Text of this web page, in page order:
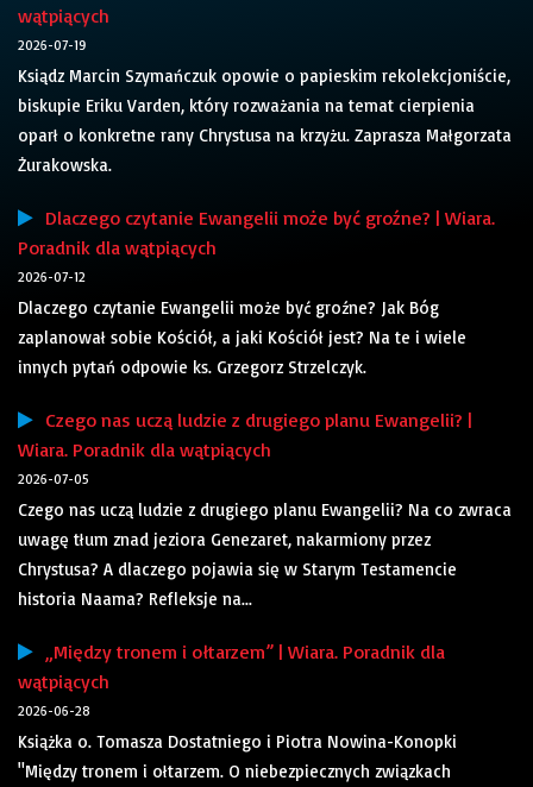
wątpiących
2026-07-19
Ksiądz Marcin Szymańczuk opowie o papieskim rekolekcjoniście,
biskupie Eriku Varden, który rozważania na temat cierpienia
oparł o konkretne rany Chrystusa na krzyżu. Zaprasza Małgorzata
Żurakowska.
Dlaczego czytanie Ewangelii może być groźne? | Wiara.
Poradnik dla wątpiących
2026-07-12
Dlaczego czytanie Ewangelii może być groźne? Jak Bóg
zaplanował sobie Kościół, a jaki Kościół jest? Na te i wiele
innych pytań odpowie ks. Grzegorz Strzelczyk.
Czego nas uczą ludzie z drugiego planu Ewangelii? |
Wiara. Poradnik dla wątpiących
2026-07-05
Czego nas uczą ludzie z drugiego planu Ewangelii? Na co zwraca
uwagę tłum znad jeziora Genezaret, nakarmiony przez
Chrystusa? A dlaczego pojawia się w Starym Testamencie
historia Naama? Refleksje na...
„Między tronem i ołtarzem” | Wiara. Poradnik dla
wątpiących
2026-06-28
Książka o. Tomasza Dostatniego i Piotra Nowina-Konopki
"Między tronem i ołtarzem. O niebezpiecznych związkach